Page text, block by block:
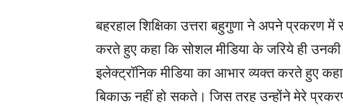
बहरहाल शिक्षिका उत्तरा बहुगुणा ने अपने प्रकरण
करते हुए कहा कि सोशल मीडिया के जरिये ही
इलेक्ट्रॉनिक मीडिया का आभार व्यक्त करते हुए कहा
बिकाऊ नहीं हो सकते। जिस तरह उन्होंने मेरे